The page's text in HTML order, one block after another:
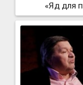
«Яд для